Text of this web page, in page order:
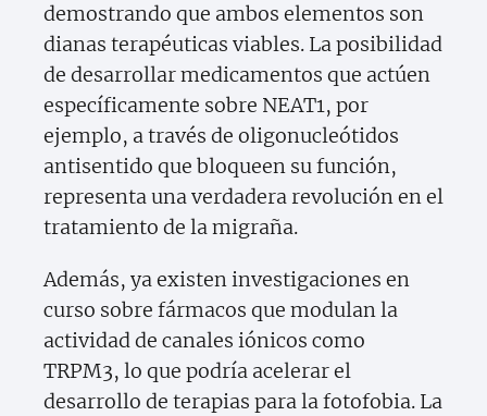
demostrando que ambos elementos son
dianas terapéuticas viables. La posibilidad
de desarrollar medicamentos que actúen
específicamente sobre NEAT1, por
ejemplo, a través de oligonucleótidos
antisentido que bloqueen su función,
representa una verdadera revolución en el
tratamiento de la migraña.
Además, ya existen investigaciones en
curso sobre fármacos que modulan la
actividad de canales iónicos como
TRPM3, lo que podría acelerar el
desarrollo de terapias para la fotofobia. La